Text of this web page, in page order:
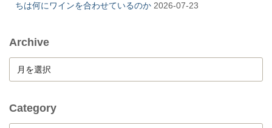
ちは何にワインを合わせているのか 2026-07-23
Archive
h
Category